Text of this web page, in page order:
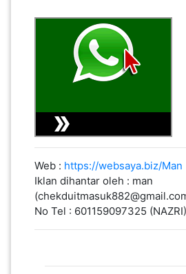
Web : https://websaya.biz/Man
Iklan dihantar oleh : man
No Tel : 601159097325 (NAZRI)